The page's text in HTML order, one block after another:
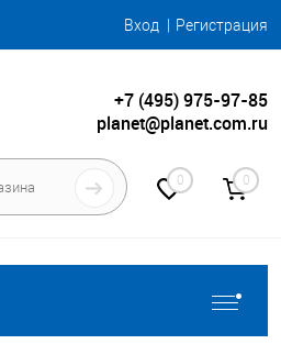
Вход Регистрация
+7 (495) 975-97-85
planet@planet.com.ru
0 0